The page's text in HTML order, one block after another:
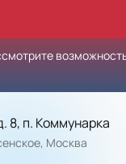
8, п. Коммунарка
Москва